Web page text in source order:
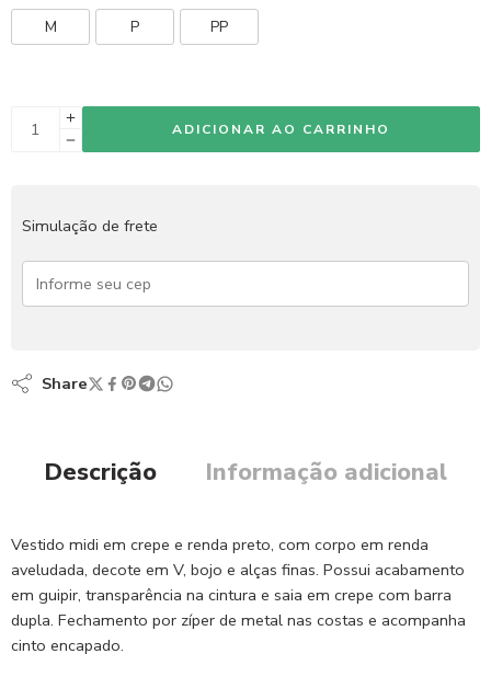
M P PP
ADICIONAR AO CARRINHO
Simulação de frete
Share
Descrição Informação adicional
Vestido midi em crepe e renda preto, com corpo em renda
aveludada, decote em V, bojo e alças finas. Possui acabamento
em guipir, transparência na cintura e saia em crepe com barra
dupla. Fechamento por zíper de metal nas costas e acompanha
cinto encapado.